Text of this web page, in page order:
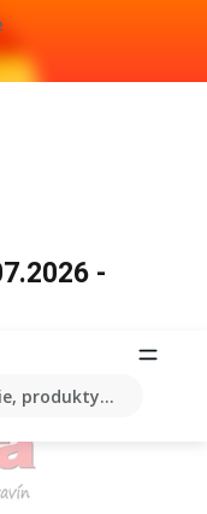
produkty...
-